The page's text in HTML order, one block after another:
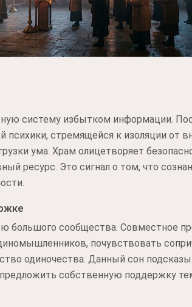
систему избытком информации.
психики, стремящейся к изоляции от
ума. Храм олицетворяет
ресурс. Это сигнал о том, что
большого сообщества. Совместное
почувствовать
одиночества. Данный сон
собственную поддержку